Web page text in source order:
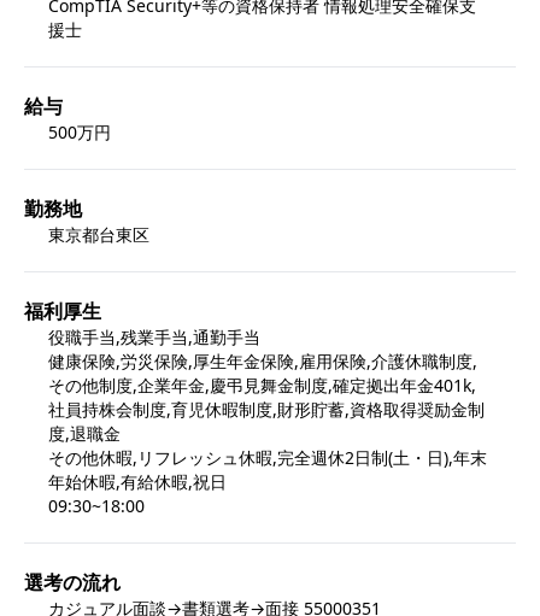
CompTIA Security+等の資格保持者 情報処理安全確保支
給与
500万円
勤務地
東京都台東区
福利厚生
役職手当,残業手当,通勤手当
健康保険,労災保険,厚生年金保険,雇用保険,介護休職制度,
その他制度,企業年金,慶弔見舞金制度,確定拠出年金401k,
社員持株会制度,育児休暇制度,財形貯蓄,資格取得奨励金制
度,退職金
その他休暇,リフレッシュ休暇,完全週休2日制(土・日),年末
年始休暇,有給休暇,祝日
09:30~18:00
選考の流れ
カジュアル面談→書類選考→面接 55000351